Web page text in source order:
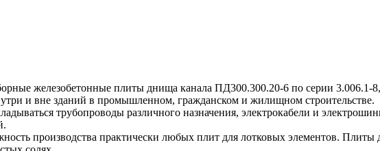
железобетонные плиты днища канала ПД300.300.20-6 по серии 3.006.1-8,
и вне зданий в промышленном, гражданском и жилищном строительстве.
трубопроводы различного назначения, электрокабели и
производства практически любых плит для лотковых элементов. Плиты